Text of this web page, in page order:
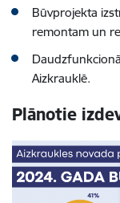
Būvprojekta
remontam un
Aizkrauklē.
Plānotie